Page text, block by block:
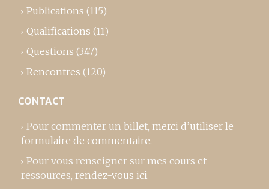
Publications (115)
Qualifications (11)
Questions (347)
Rencontres (120)
CONTACT
Pour commenter un billet, merci d’utiliser le
formulaire de commentaire.
Pour vous renseigner sur mes cours et
ressources, rendez-vous ici.